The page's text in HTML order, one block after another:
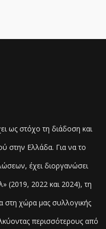
ως στόχο τη διάδοση και
στην Ελλάδα. Για να το
έχει διοργανώσει
(2019, 2022 και 2024), τη
στη χώρα μας συλλογικής
περισσότερους από